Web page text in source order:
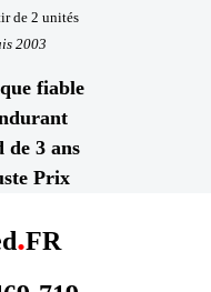
de 2 unités
2003
fiable
de 3 ans
Prix
.FR